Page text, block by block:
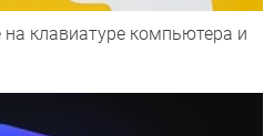
на клавиатуре компьютера и